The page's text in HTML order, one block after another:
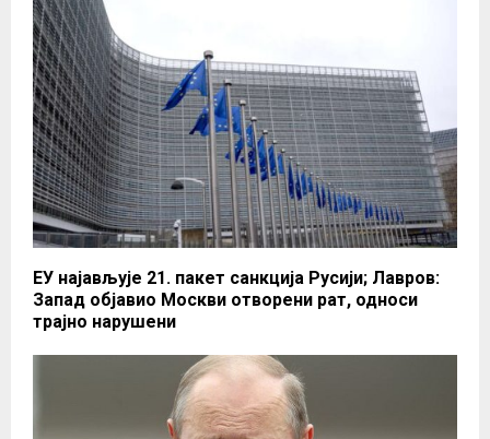
ЕУ најављује 21. пакет санкција Русији; Лавров:
Запад објавио Москви отворени рат, односи
трајно нарушени